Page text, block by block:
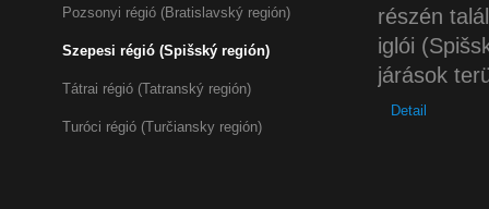
Pozsonyi régió (Bratislavský región)
Szepesi régió (Spišský región)
Tátrai régió (Tatranský región)
Turóci régió (Turčiansky región)
részén
iglói
járások
Detail